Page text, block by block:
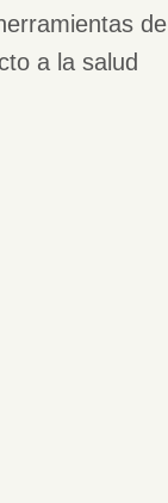
de
a la salud